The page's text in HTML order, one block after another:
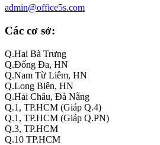
admin@office5s.com
Các cơ sở:
Q.Hai Bà Trưng
Q.Đống Đa, HN
Q.Nam Từ Liêm, HN
Q.Long Biên, HN
Q.Hải Châu, Đà Nẵng
Q.1, TP.HCM (Giáp Q.4)
Q.1, TP.HCM (Giáp Q.PN)
Q.3, TP.HCM
Q.10 TP.HCM